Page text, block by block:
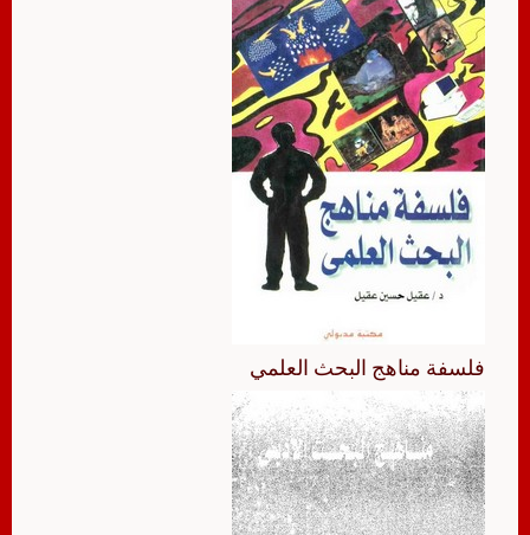
فلسفة مناهج البحث العلمي